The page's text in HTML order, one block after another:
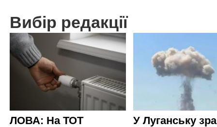
Вибір редакції
ЛОВА: На ТОТ
У Луганську